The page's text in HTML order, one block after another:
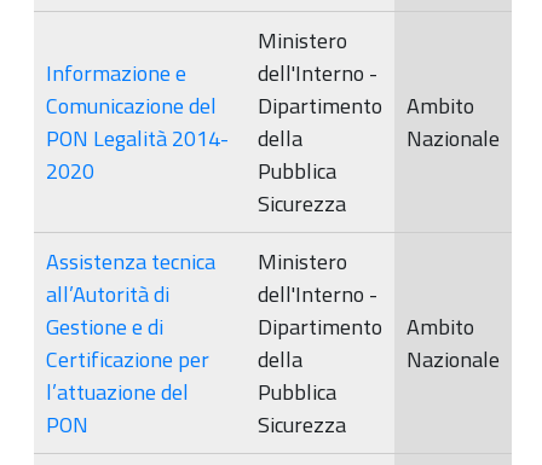
Informazione e
Comunicazione del
PON Legalità 2014-
2020
Ministero
dell'Interno -
Dipartimento
della
Pubblica
Sicurezza
Ambito
Nazionale
Assistenza tecnica
all’Autorità di
Gestione e di
Certificazione per
l’attuazione del
PON
Ministero
dell'Interno -
Dipartimento
della
Pubblica
Sicurezza
Ambito
Nazionale